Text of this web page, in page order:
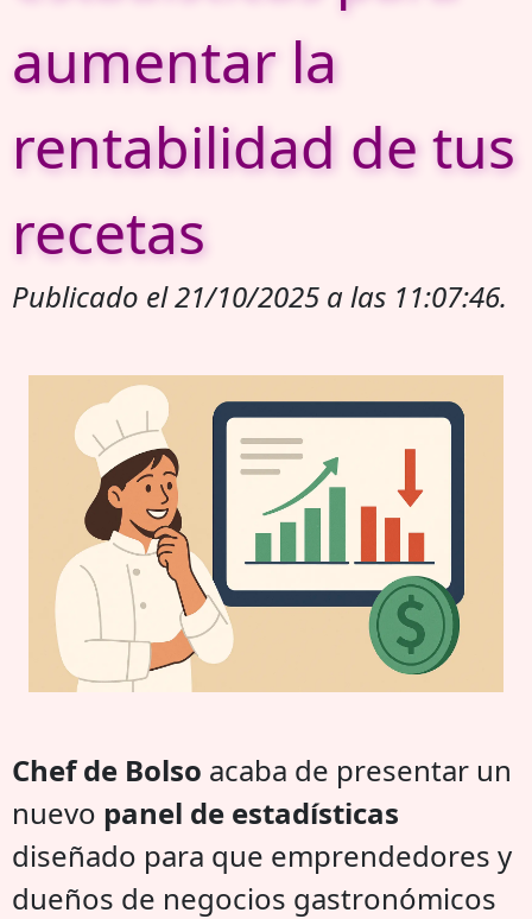
aumentar la
rentabilidad de tus
recetas
Publicado el 21/10/2025 a las 11:07:46.
Chef de Bolso acaba de presentar un
nuevo panel de estadísticas
diseñado para que emprendedores y
dueños de negocios gastronómicos